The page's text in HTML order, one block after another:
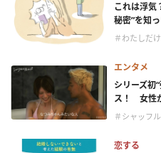
これは浮
秘密”を知
＃わたしだ
エンタメ
シリーズ初
ス！ 女性
＃シャッフ
恋する